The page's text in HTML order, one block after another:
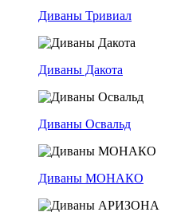
Диваны Тривиал
Диваны Дакота
Диваны Освальд
Диваны МОНАКО